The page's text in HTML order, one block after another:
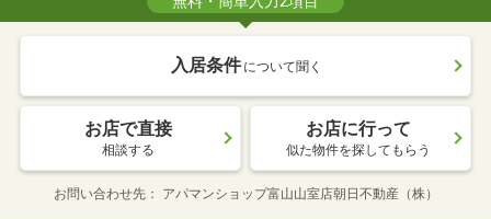
入居条件 について聞く
お店で直接
相談する
お店に行って
似た物件を探してもらう
お問い合わせ先 アパマンショップ富山山室店朝日不動産（株）